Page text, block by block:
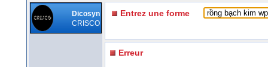
Dicosyn
CRISCO
Entrez une forme
Erreur